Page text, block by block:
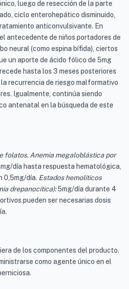
luego de resección de la parte
ciclo enterohepático disminuido,
anticonvulsivante. En
antecedente de niños portadores de
neural (como espina bífida), ciertos
un aporte de ácido fólico de 5mg
hasta los 3 meses posteriores
recurrencia de riesgo malformativo
Igualmente, continúa siendo
antenatal en la búsqueda de este
folatos. Anemia megaloblástica por
día hasta respuesta hematológica,
0,5mg/día. Estados hemolíticos
drepanocítica):5mg/día durante 4
pueden ser necesarias dosis
de los componentes del producto.
como agente único en el